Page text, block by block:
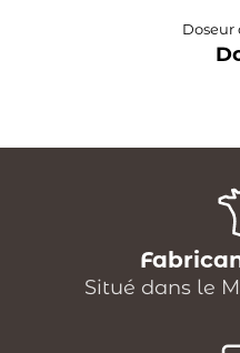
Doseur
Situé dans le